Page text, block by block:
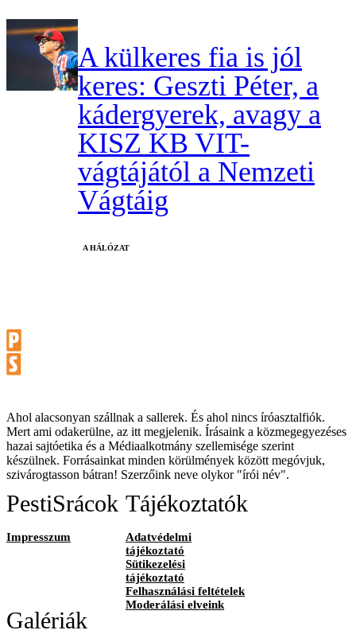
A külkeres fia is jól
keres: Geszti Péter, a
kádergyerek, avagy a
KISZ KB VIT-
vágtájától a Nemzeti
Vágtáig
A HÁLÓZAT
Ahol alacsonyan szállnak a sallerek. És ahol nincs íróasztalfiók.
Mert ami odakerülne, az itt megjelenik. Írásaink a közmegegyezéses
hazai sajtóetika és a Médiaalkotmány szellemisége szerint
készülnek. Forrásainkat minden körülmények között megóvjuk,
szivárogtasson bátran! Szerzőink neve olykor "írói név".
PestiSrácok
Impresszum
Tájékoztatók
Adatvédelmi
tájékoztató
Sütikezelési
tájékoztató
Felhasználási feltételek
Moderálási elveink
Galériák